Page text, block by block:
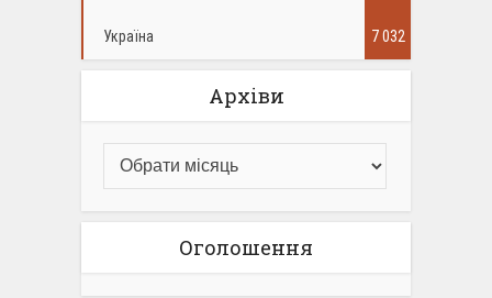
Україна 7 032
Архіви
Оголошення